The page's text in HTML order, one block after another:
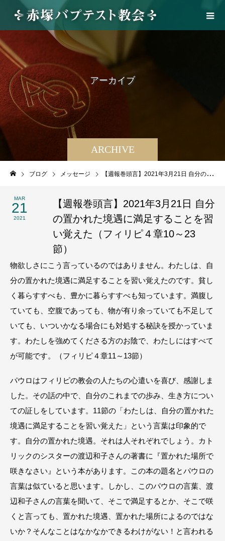
ARCHIVE
アーカイブ
ブログ メッセージ 【週報巻頭言】2021年3月21日 自分の置かれた境遇に満足することを習い覚えた（フィリピ４章10～23節）
MAR
21
2021
【週報巻頭言】2021年3月21日 自分
の置かれた境遇に満足することを習
い覚えた（フィリピ４章10～23
節）
物欲しさにこう言っているのではありません。わたしは、自
分の置かれた境遇に満足することを習い覚えたのです。貧し
く暮らすすべも、豊かに暮らすすべも知っています。満腹し
ていても、空腹であっても、物が有り余っていても不足して
いても、いついかなる場合にも対処する秘訣を授かっていま
す。わたしを強めてくださる方のお陰で、わたしにはすべて
が可能です。（フィリピ４章11～13節）
パウロはフィリピの教会の人たちの心遣いを喜び、感謝しま
した。その話の中で、自分のこれまでの歩み、生き方につい
ての証しをしています。11節の「わたしは、自分の置かれた
境遇に満足することを習い覚えた」という言葉は印象的で
す。自分の置かれた境遇。それは人それぞれでしょう。カト
リックのシスターの渡辺和子さんの著書に『置かれた場所で
咲きなさい』という本があります。この本の題名とパウロの
言葉は似ていると思います。しかし、このパウロの言葉、渡
辺和子さんの言葉を聞いて、そこで満足するとか、そこで咲
くと言っても、置かれた境遇、置かれた場所によるのではな
いか？そんなことはなかなかできるわけがない！と言われる